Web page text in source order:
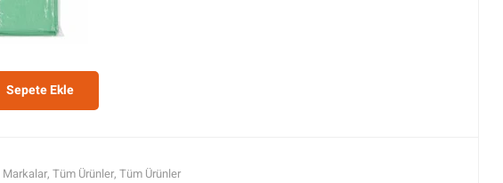
Sepete Ekle
Markalar, Tüm Ürünler, Tüm Ürünler